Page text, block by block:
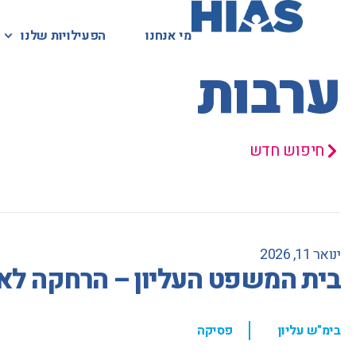
מי אנחנו הפעילויות שלנו מי אנחנו הפעילויות שלנו המאגר המשפטי
ערבות
חיפוש חדש
ינואר 11, 2026
בית המשפט העליון – הרחקה
בימ"ש עליון , פסיקה